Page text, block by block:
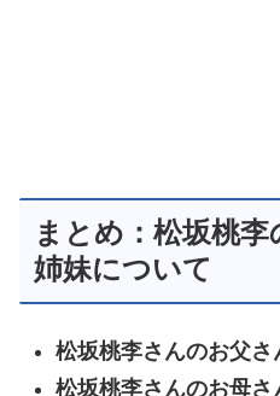
まとめ：松坂桃
姉妹について
松坂桃李さんのお父さ
松坂桃李さんのお母